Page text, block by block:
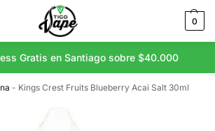
0
Gratis en Santiago sobre $40.000
- Kings Crest Fruits Blueberry Acai Salt 30ml